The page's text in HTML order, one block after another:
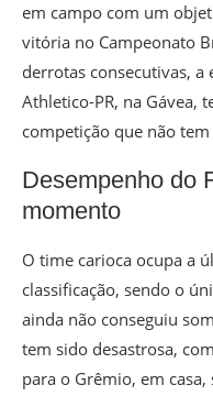
em campo com um
vitória no Campeonato
derrotas consecutivas,
Athletico-PR, na Gávea,
competição que não
Desempenho do
momento
O time carioca ocupa a
classificação, sendo o
ainda não conseguiu
tem sido desastrosa,
para o Grêmio, em